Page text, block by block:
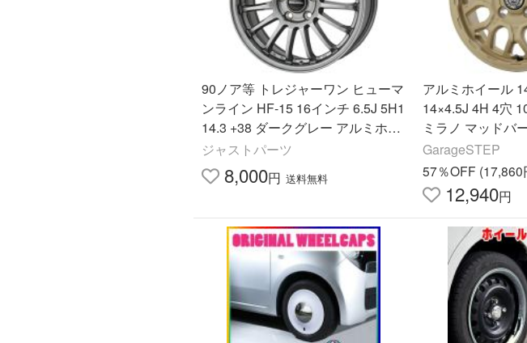
90ノア等 トレジャーワン ヒューマ
ンライン HF-15 16インチ 6.5J 5H1
14.3 +38 ダークグレー アルミホイ
ール単品 1本 4本以上送料無料
ジャストパーツ
8,000円 送料無料
アルミホイール
14×4.5J 4H 4穴
ミラノ マッドバ
ピッチングベージ
GarageSTEP
57％OFF (17,860
12,940円